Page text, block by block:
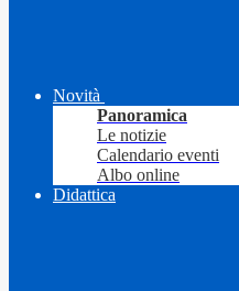
Novità
Panoramica
Le notizie
Calendario eventi
Albo online
Didattica